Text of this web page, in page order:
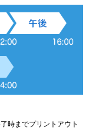
時までプリントアウト